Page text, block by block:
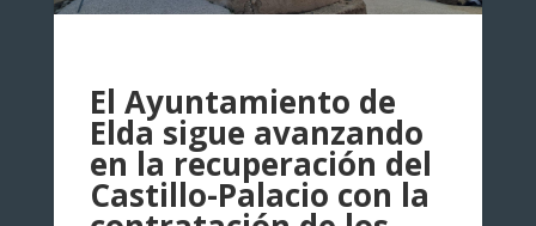
El Ayuntamiento de
Elda sigue avanzando
en la recuperación del
Castillo-Palacio con la